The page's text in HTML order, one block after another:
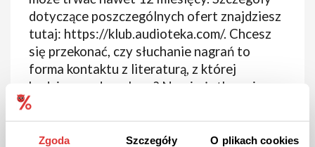
Zgoda Szczegóły O plikach cookies
dotyczące poszczególnych ofert znajdziesz
tutaj: https://klub.audioteka.com/. Chcesz
się przekonać, czy słuchanie nagrań to
forma kontaktu z literaturą, z której
będziesz zadowolony? Nowi użytkownicy
Audioteki mogą skorzystać z darmowego
okresu próbnego, który trwa 14 dni.